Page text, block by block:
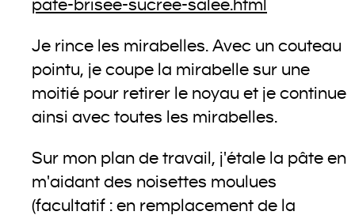
pate-brisee-sucree-salee.html
Je rince les mirabelles. Avec un couteau
pointu, je coupe la mirabelle sur une
moitié pour retirer le noyau et je continue
ainsi avec toutes les mirabelles.
Sur mon plan de travail, j'étale la pâte en
m'aidant des noisettes moulues
(facultatif : en remplacement de la